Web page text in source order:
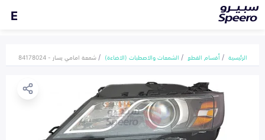
E
الرئيسية أقسام القطع الشمعات والاصطبات (الاضاءة) شمعة امامي يسار - 84178024